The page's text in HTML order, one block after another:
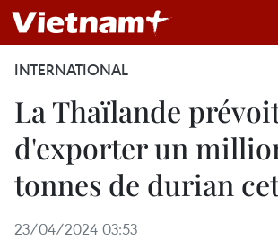
INTERNATIONAL
La Thaïlande
d'exporter un
tonnes de durian
23/04/2024 03:53